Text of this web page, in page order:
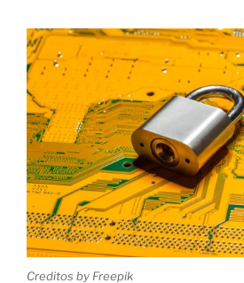
Creditos by Freepik